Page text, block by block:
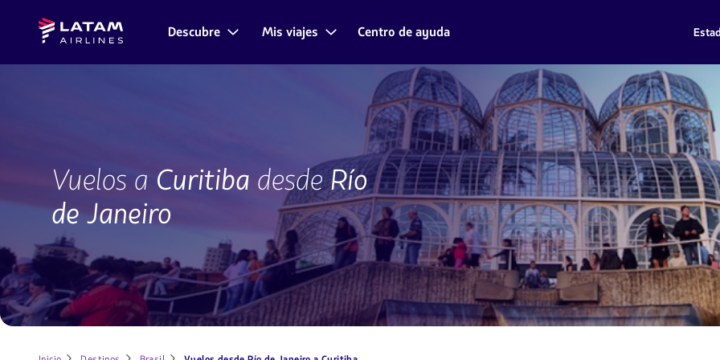
contenido
principal.
Navegación
secciones
Latam
Airlines
Descubre Mis viajes Centro de ayuda
Vuelos a Curitiba desdeRío
de Janeiro